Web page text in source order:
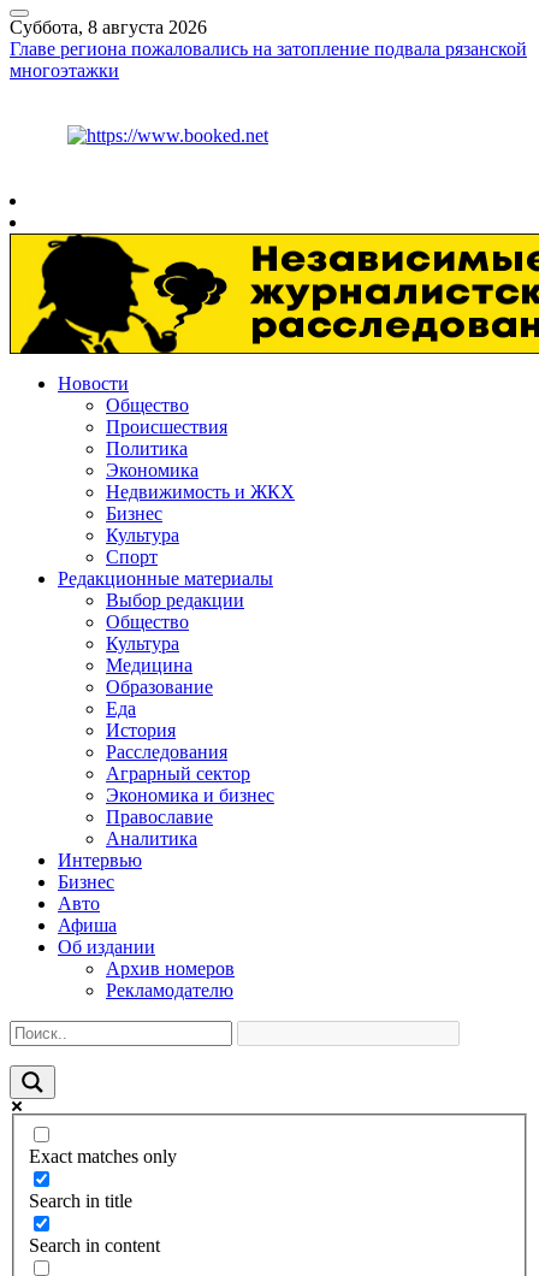
Суббота, 8 августа 2026
Главе региона пожаловались на затопление подвала рязанской
многоэтажки
Новости
Общество
Происшествия
Политика
Экономика
Недвижимость и ЖКХ
Бизнес
Культура
Спорт
Редакционные материалы
Выбор редакции
Общество
Культура
Медицина
Образование
Еда
История
Расследования
Аграрный сектор
Экономика и бизнес
Православие
Аналитика
Интервью
Бизнес
Авто
Афиша
Об издании
Архив номеров
Рекламодателю
Exact matches only
Search in title
Search in content